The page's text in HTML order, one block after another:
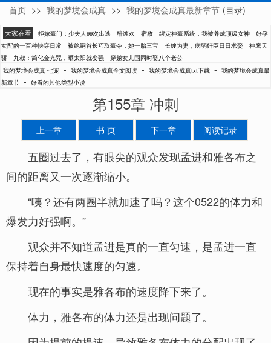
七宠
首页 >> 我的梦境会成真 >> 我的梦境会成真最新章节 (目录)
大家在看 拒嫁豪门：少夫人99次出逃 醉缠欢 宿敌 绑定神豪系统，我被养成顶级女神
好孕
女配的一百种快穿日常
被绝嗣首长巧取豪夺，她一胎三宝 长嫂为妻，病弱奸臣日日求娶
神鹰天
骄
九叔：简化金光咒，晒太阳就变强
穿越女儿国同时娶八个老公
我的梦境会成真 七宠 - 我的梦境会成真全文阅读 - 我的梦境会成真txt下载 - 我的梦境会成真最
新章节 - 好看的其他类型小说
第155章 冲刺
上一章 书 页 下一章 阅读记录
五圈过去了，有眼尖的观众发现孟进和雅各布之
间的距离又一次逐渐缩小。
“咦？还有两圈半就加速了吗？这个0522的体力和
爆发力好强啊。”
观众并不知道孟进是真的一直匀速，是孟进一直
保持着自身最快速度的匀速。
现在的事实是雅各布的速度降下来了。
体力，雅各布的体力还是出现问题了。